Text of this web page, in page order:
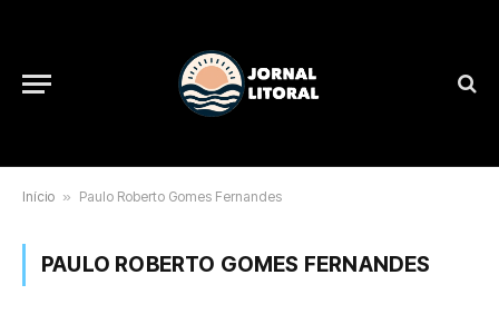
Início » Paulo Roberto Gomes Fernandes
PAULO ROBERTO GOMES FERNANDES